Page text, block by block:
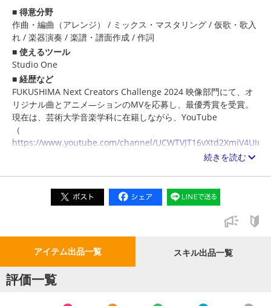
得意分野
作曲・編曲（アレンジ）
/ ミックス・マスタリング / 仮歌・歌入
れ / 楽器演奏 / 楽譜・譜面作成 / 作詞
使えるツール
Studio One
経歴など
FUKUSHIMA Next Creators Challenge 2024 映像部門にて、オ
リジナル曲とアニメ―ションのMVを応募し、最優秀賞を受賞。
現在は、芸術大学音楽学科に在籍しながら、YouTube
（
https://www.youtube.com/channel/UCWTVJT16vXtd2XmiV4UInkg
続きを読む
アイテム出品一覧 スキル出品一覧
評価一覧